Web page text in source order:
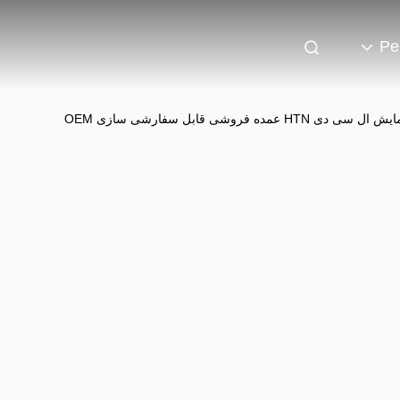
صفحه نمایش ماژول ال سی دی HTN صفحه نمایش ال سی دی HTN صفحه نمایش ال سی دی HTN عمده فروشی قابل سفارشی سازی OEM